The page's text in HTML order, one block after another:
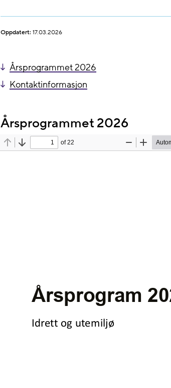
Oppdatert: 17.03.2026
Årsprogrammet 2026
Kontaktinformasjon
Årsprogrammet 2026